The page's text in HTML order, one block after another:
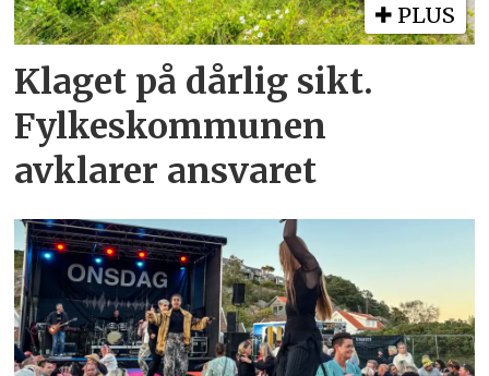
PLUS
Klaget på dårlig sikt.
Fylkeskommunen
avklarer ansvaret